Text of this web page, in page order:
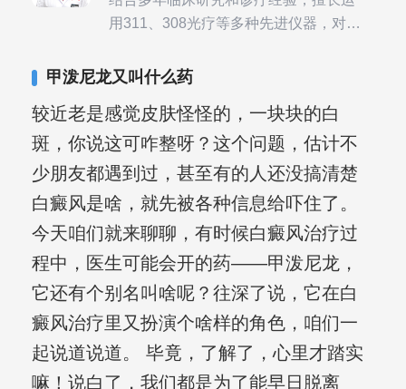
用311、308光疗等多种先进仪器，对不
其对女性银屑病、顽固性银屑病、全身
验。
甲泼尼龙又叫什么药
较近老是感觉皮肤怪怪的，一块块的白
斑，你说这可咋整呀？这个问题，估计不
少朋友都遇到过，甚至有的人还没搞清楚
白癜风是啥，就先被各种信息给吓住了。
今天咱们就来聊聊，有时候白癜风治疗过
程中，医生可能会开的药——甲泼尼龙，
它还有个别名叫啥呢？往深了说，它在白
癜风治疗里又扮演个啥样的角色，咱们一
起说道说道。 毕竟，了解了，心里才踏实
嘛！说白了，我们都是为了能早日脱离